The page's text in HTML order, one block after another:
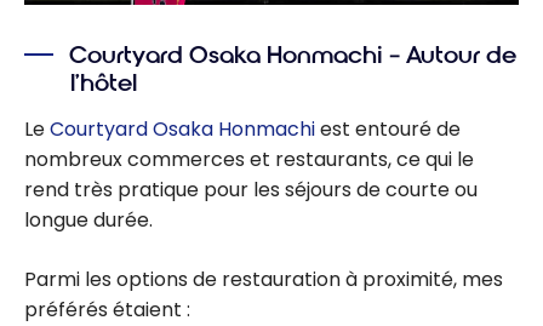
Courtyard Osaka Honmachi – Autour de
l’hôtel
LeCourtyard Osaka Honmachiest entouré de
nombreux commerces et restaurants, ce qui le
rend très pratique pour les séjours de courte ou
longue durée.
Parmi les options de restauration à proximité, mes
préférés étaient :